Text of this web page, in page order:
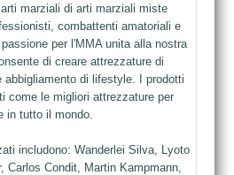
marziali di arti marziali miste
combattenti amatoriali e
per l'MMA unita alla nostra
di creare attrezzature di
abbigliamento di lifestyle. I prodotti
come le migliori attrezzature per
in tutto il mondo.
includono: Wanderlei Silva, Lyoto
Carlos Condit, Martin Kampmann,